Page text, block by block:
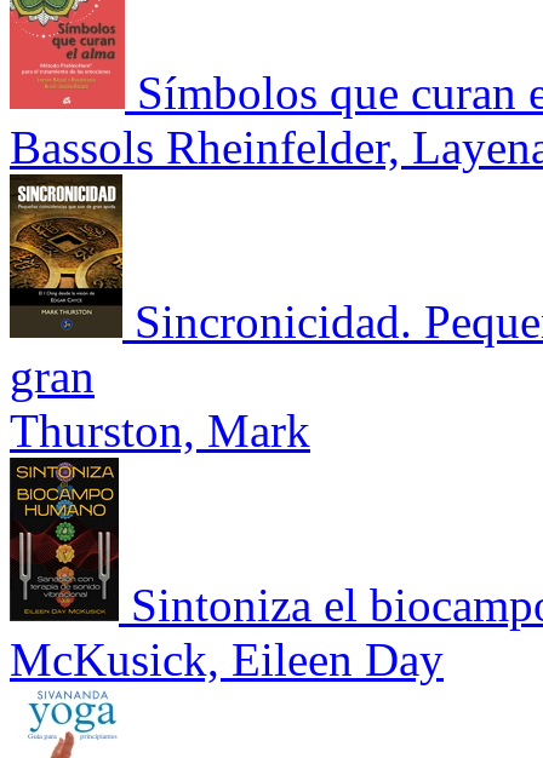
Símbolos que curan
Bassols Rheinfelder,
Sincronicidad.
gran
Thurston, Mark
Sintoniza el
McKusick, Eileen Day